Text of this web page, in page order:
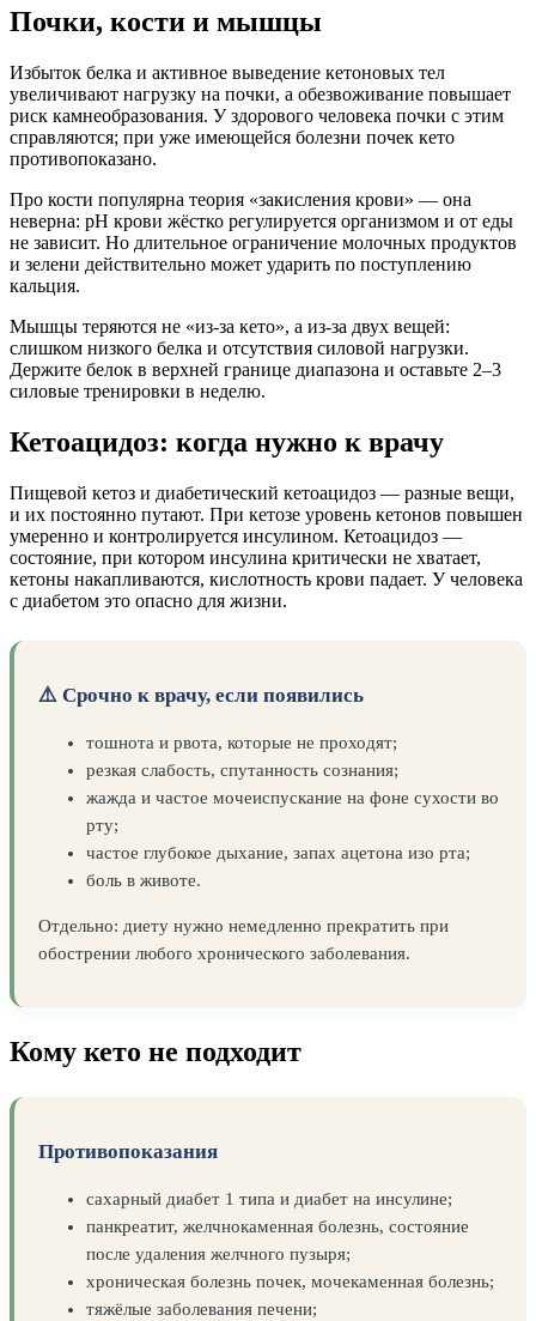
Почки, кости и мышцы
Избыток белка и активное выведение кетоновых тел
увеличивают нагрузку на почки, а обезвоживание повышает
риск камнеобразования. У здорового человека почки с этим
справляются; при уже имеющейся болезни почек кето
противопоказано.
Про кости популярна теория «закисления крови» — она
неверна: pH крови жёстко регулируется организмом и от еды
не зависит. Но длительное ограничение молочных продуктов
и зелени действительно может ударить по поступлению
кальция.
Мышцы теряются не «из-за кето», а из-за двух вещей:
слишком низкого белка и отсутствия силовой нагрузки.
Держите белок в верхней границе диапазона и оставьте 2–3
силовые тренировки в неделю.
Кетоацидоз: когда нужно к врачу
Пищевой кетоз и диабетический кетоацидоз — разные вещи,
и их постоянно путают. При кетозе уровень кетонов повышен
умеренно и контролируется инсулином. Кетоацидоз —
состояние, при котором инсулина критически не хватает,
кетоны накапливаются, кислотность крови падает. У человека
с диабетом это опасно для жизни.
⚠️ Срочно к врачу, если появились
тошнота и рвота, которые не проходят;
резкая слабость, спутанность сознания;
жажда и частое мочеиспускание на фоне сухости во
рту;
частое глубокое дыхание, запах ацетона изо рта;
боль в животе.
Отдельно: диету нужно немедленно прекратить при
обострении любого хронического заболевания.
Кому кето не подходит
Противопоказания
сахарный диабет 1 типа и диабет на инсулине;
панкреатит, желчнокаменная болезнь, состояние
после удаления желчного пузыря;
хроническая болезнь почек, мочекаменная болезнь;
тяжёлые заболевания печени;